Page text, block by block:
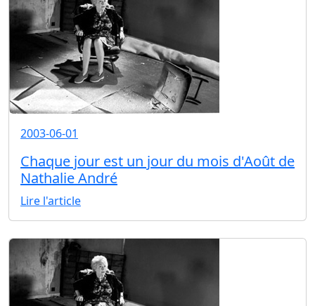
2003-06-01
Chaque jour est un jour du mois d'Août de
Nathalie André
Lire l'article